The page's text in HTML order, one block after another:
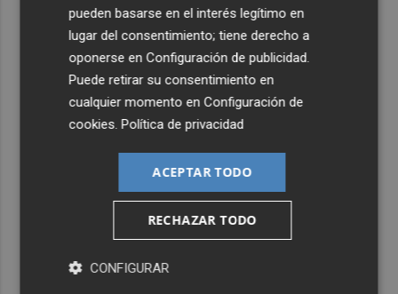
pueden basarse en el interés legítimo en
lugar del consentimiento; tiene derecho a
oponerse enConfiguración de publicidad
Puede retirar su consentimiento en
cualquier momento enConfiguración de
cookies .Política de privacidad
ACEPTAR TODO
RECHAZAR TODO
CONFIGURAR